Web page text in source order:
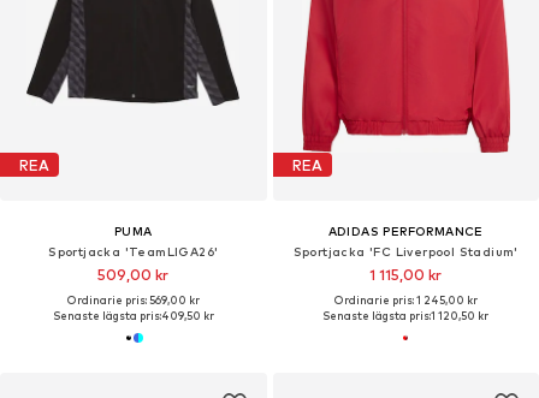
REA
PUMA
Sportjacka 'TeamLIGA26'
509,00 kr
Ordinarie pris: 569,00 kr
Senaste lägsta pris:409,50 kr
REA
ADIDAS PERFORMANCE
Sportjacka 'FC Liverpool Stadium'
1 115,00 kr
Ordinarie pris: 1 245,00 kr
Senaste lägsta pris:1 120,50 kr